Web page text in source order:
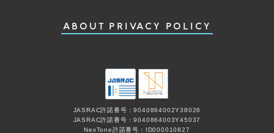
ABOUT PRIVACY POLICY
JASRAC許諾番号：9040864002Y38026
JASRAC許諾番号：9040864003Y45037
NexTone許諾番号：ID000010827